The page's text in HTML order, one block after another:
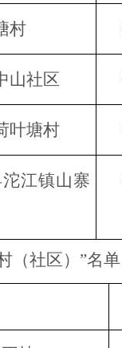
村
山社区
叶塘村
江镇山寨
（社区）”名单